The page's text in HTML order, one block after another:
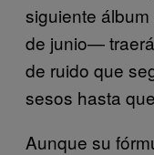
siguiente
de junio—
de ruido que
sesos hasta
Aunque su